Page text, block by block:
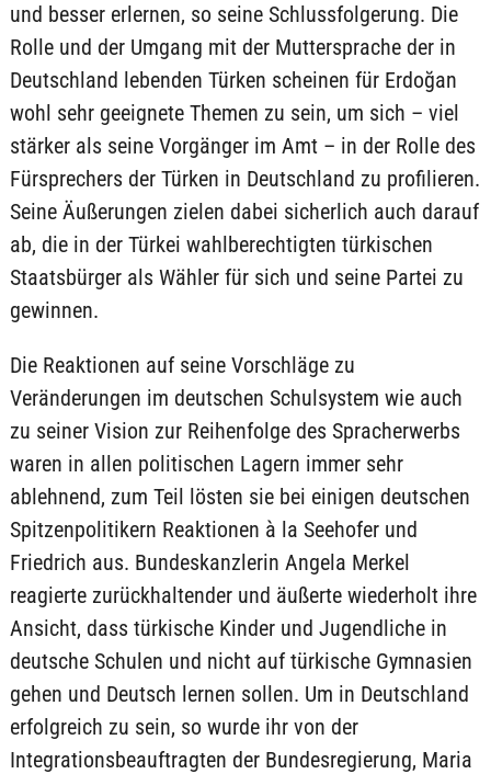
und besser erlernen, so seine Schlussfolgerung. Die
Rolle und der Umgang mit der Muttersprache der in
Deutschland lebenden Türken scheinen für Erdoğan
wohl sehr geeignete Themen zu sein, um sich – viel
stärker als seine Vorgänger im Amt – in der Rolle des
Fürsprechers der Türken in Deutschland zu profilieren.
Seine Äußerungen zielen dabei sicherlich auch darauf
ab, die in der Türkei wahlberechtigten türkischen
Staatsbürger als Wähler für sich und seine Partei zu
gewinnen.
Die Reaktionen auf seine Vorschläge zu
Veränderungen im deutschen Schulsystem wie auch
zu seiner Vision zur Reihenfolge des Spracherwerbs
waren in allen politischen Lagern immer sehr
ablehnend, zum Teil lösten sie bei einigen deutschen
Spitzenpolitikern Reaktionen à la Seehofer und
Friedrich aus. Bundeskanzlerin Angela Merkel
reagierte zurückhaltender und äußerte wiederholt ihre
Ansicht, dass türkische Kinder und Jugendliche in
deutsche Schulen und nicht auf türkische Gymnasien
gehen und Deutsch lernen sollen. Um in Deutschland
erfolgreich zu sein, so wurde ihr von der
Integrationsbeauftragten der Bundesregierung, Maria